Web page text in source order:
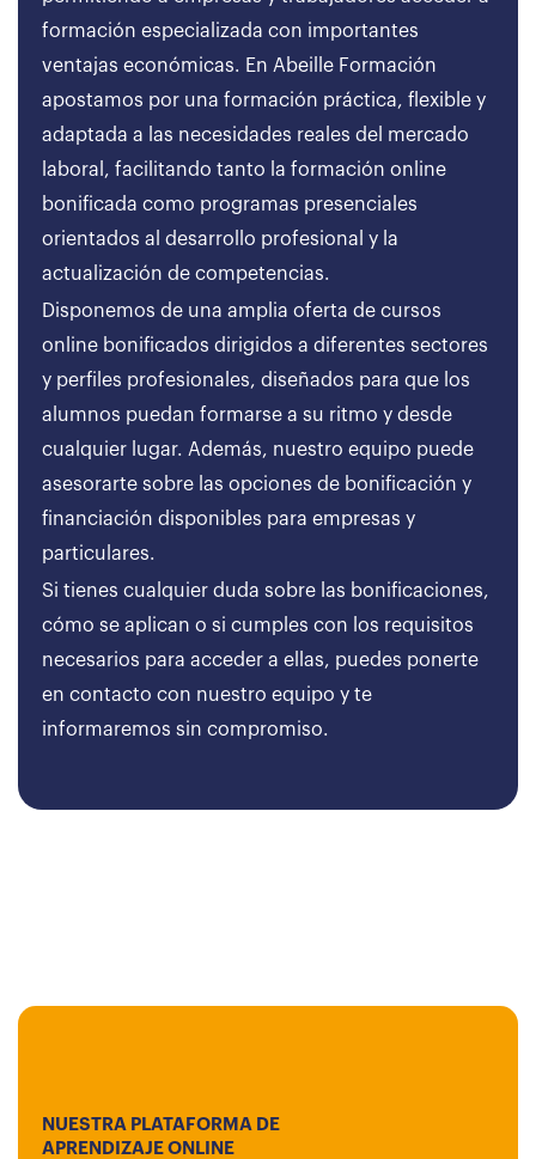
formación especializada con importantes
ventajas económicas. En Abeille Formación
apostamos por una formación práctica, flexible y
adaptada a las necesidades reales del mercado
laboral, facilitando tanto la formación online
bonificada como programas presenciales
orientados al desarrollo profesional y la
actualización de competencias.
Disponemos de una amplia oferta de cursos
online bonificados dirigidos a diferentes sectores
y perfiles profesionales, diseñados para que los
alumnos puedan formarse a su ritmo y desde
cualquier lugar. Además, nuestro equipo puede
asesorarte sobre las opciones de bonificación y
financiación disponibles para empresas y
particulares.
Si tienes cualquier duda sobre las bonificaciones,
cómo se aplican o si cumples con los requisitos
necesarios para acceder a ellas, puedes ponerte
en contacto con nuestro equipo y te
informaremos sin compromiso.
NUESTRA PLATAFORMA DE
APRENDIZAJE ONLINE